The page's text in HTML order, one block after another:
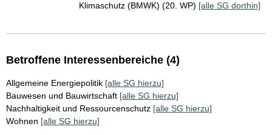
Klimaschutz (BMWK) (20. WP) [alle SG dorthin]
Betroffene Interessenbereiche (4)
Allgemeine Energiepolitik [alle SG hierzu]
Bauwesen und Bauwirtschaft [alle SG hierzu]
Nachhaltigkeit und Ressourcenschutz [alle SG hierzu]
Wohnen [alle SG hierzu]